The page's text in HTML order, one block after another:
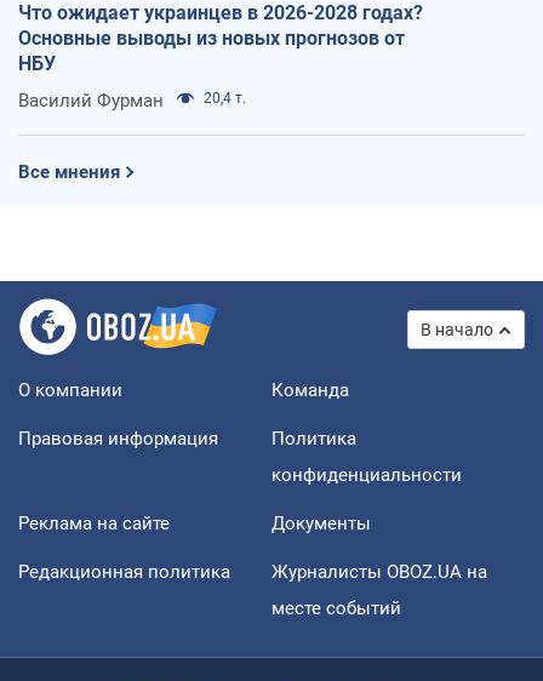
Что ожидает украинцев в 2026-2028 годах?
Основные выводы из новых прогнозов от
НБУ
Василий Фурман 20,4 т.
Все мнения
В начало
О компании Команда
Правовая информация
Политика
конфиденциальности
Реклама на сайте Документы
Редакционная политика
Журналисты OBOZ.UA на
месте событий